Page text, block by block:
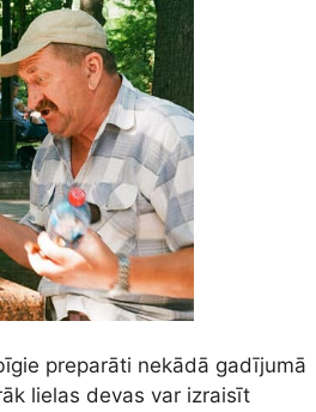
preparāti nekādā gadījumā
lielas devas var izraisīt